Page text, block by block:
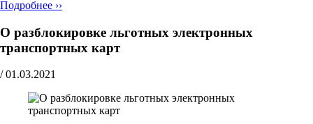
Подробнее ››
О разблокировке льготных электронных
транспортных карт
/ 01.03.2021